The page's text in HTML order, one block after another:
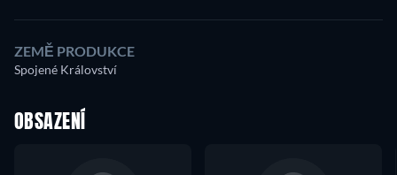
ZEMĚ PRODUKCE
Spojené Království
OBSAZENÍ